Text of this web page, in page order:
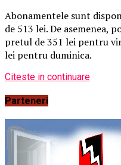
Abonamentele sunt
de 513 lei. De asemenea,
pretul de 351 lei pentru
lei pentru duminica.
Citeste in continuare
Parteneri